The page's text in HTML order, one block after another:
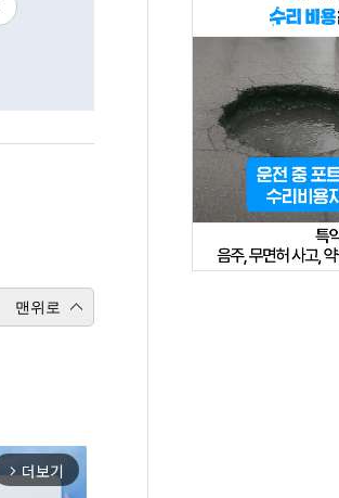
맨위로
arrow_forward_ios 더보기